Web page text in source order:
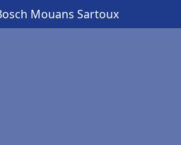
Mouans Sartoux